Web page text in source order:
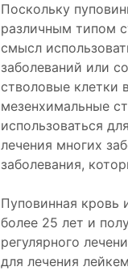
Поскольку
различным типом
смысл
заболеваний или
стволовые клетки
мезенхимальные
использоваться
лечения многих
заболевания,
Пуповинная кровь
более 25 лет и
регулярного
для лечения